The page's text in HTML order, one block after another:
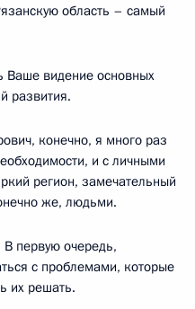
область – самый
Ваше видение основных
развития.
конечно, я много раз
и с личными
регион, замечательный
же, людьми.
первую очередь,
с проблемами, которые
их решать.